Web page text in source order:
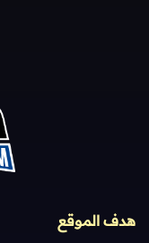
هدف الموقع